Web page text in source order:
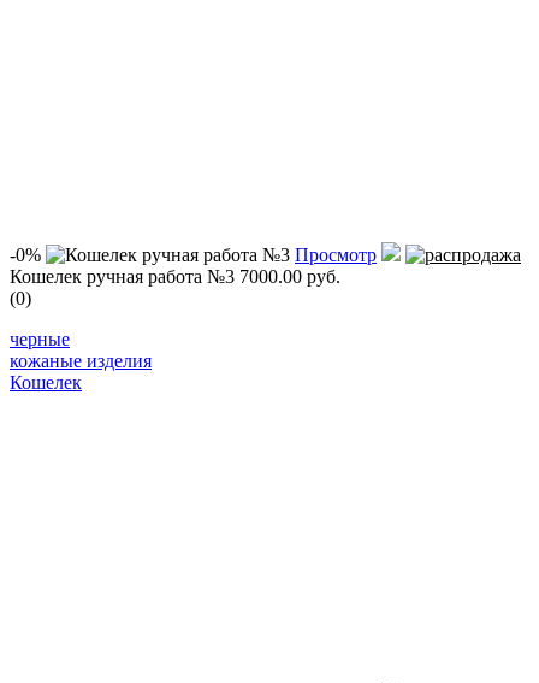
-0%
Просмотр
Кошелек ручная работа №3 7000.00 руб.
(0)
черные
кожаные изделия
Кошелек